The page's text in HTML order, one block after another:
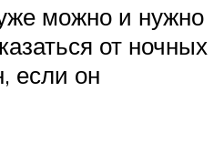
можно и нужно
от ночных
если он